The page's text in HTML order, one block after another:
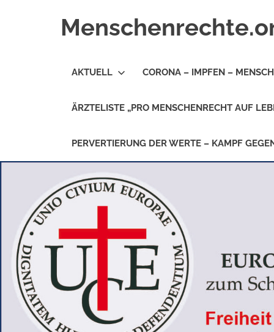
alle
Geborene
AKTUELL CORONA – IMPFEN –
ÄRZTELISTE „PRO MENSCHENRECHT AUF
PERVERTIERUNG DER WERTE – KAMPF